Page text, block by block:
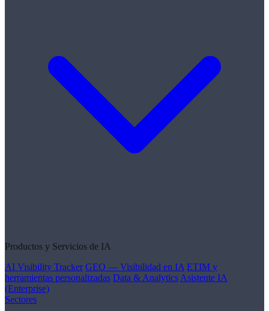
Productos y Servicios de IA
AI Visibility Tracker GEO — Visibilidad en IA ETIM y
herramientas personalizadas Data & Analytics Asistente IA
(Enterprise)
Sectores